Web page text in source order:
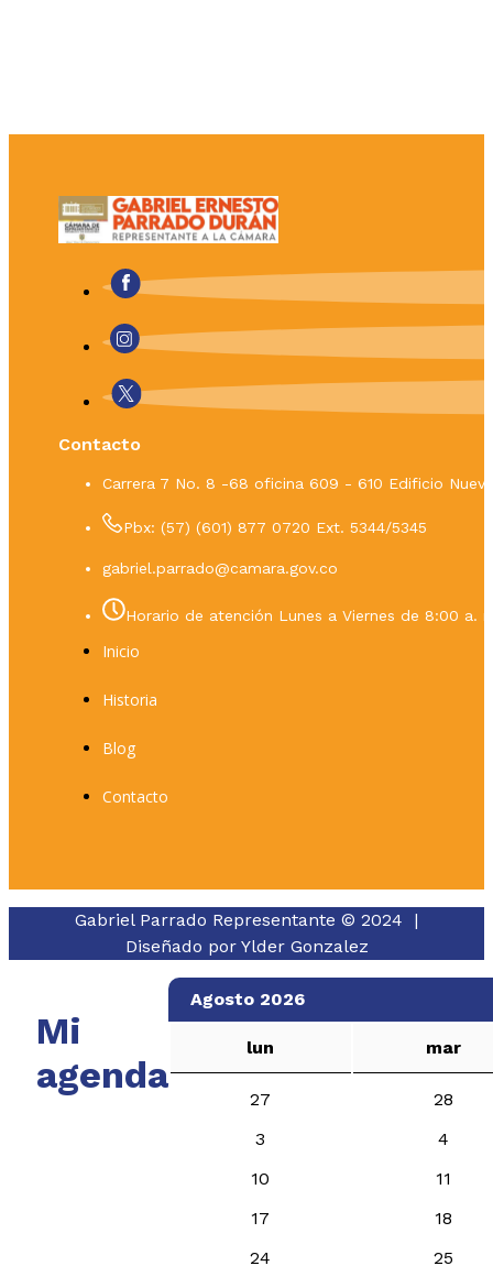
Contacto
Carrera 7 No. 8 -68 oficina 609 - 610 Edificio
Pbx: (57) (601) 877 0720 Ext. 5344/5345
gabriel.parrado@camara.gov.co
Horario de atención Lunes a Viernes de 8:00 a.
Inicio
Historia
Blog
Contacto
Gabriel Parrado Representante © 2024 |
Diseñado por Ylder Gonzalez
Mi
agenda
Agosto 2026
lun mar
27
28
3
4
10
11
17
18
24
25